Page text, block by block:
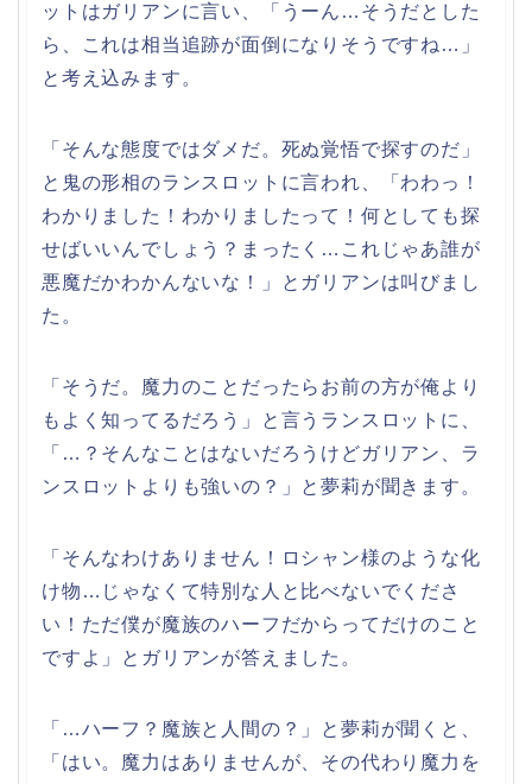
ットはガリアンに言い、「うーん…そうだとした
ら、これは相当追跡が面倒になりそうですね…」
と考え込みます。
「そんな態度ではダメだ。死ぬ覚悟で探すのだ」
と鬼の形相のランスロットに言われ、「わわっ！
わかりました！わかりましたって！何としても探
せばいいんでしょう？まったく…これじゃあ誰が
悪魔だかわかんないな！」とガリアンは叫びまし
た。
「そうだ。魔力のことだったらお前の方が俺より
もよく知ってるだろう」と言うランスロットに、
「…？そんなことはないだろうけどガリアン、ラ
ンスロットよりも強いの？」と夢莉が聞きます。
「そんなわけありません！ロシャン様のような化
け物…じゃなくて特別な人と比べないでくださ
い！ただ僕が魔族のハーフだからってだけのこと
ですよ」とガリアンが答えました。
「…ハーフ？魔族と人間の？」と夢莉が聞くと、
「はい。魔力はありませんが、その代わり魔力を